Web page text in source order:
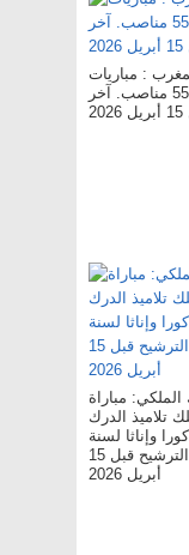
: مباريات
لتوظيف 55 مناصب. آخر
الملكي: مباراة
تلاميذ الدرك
وإناثا لسنة
2026. الترشيح قبل 15
أبريل 2026